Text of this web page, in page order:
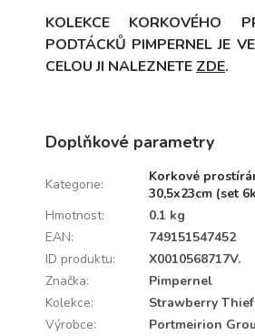
KOLEKCE KORKOVÉHO
PODTÁCKŮ PIMPERNEL JE
CELOU JI NALEZNETE ZDE.
Doplňkové parametry
Kategorie:
Korkové
30,5x23cm (set
Hmotnost:
0.1 kg
EAN:
749151547452
ID produktu:
X0010568717V.
Značka:
Pimpernel
Kolekce:
Strawberry
Výrobce:
Portmeirion